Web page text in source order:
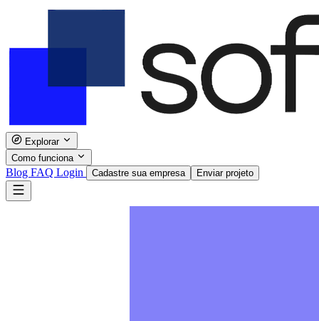
Explorar
Como funciona
Blog FAQ Login Cadastre sua empresa Enviar projeto